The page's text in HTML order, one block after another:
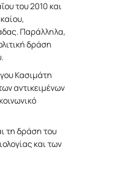
του 2010 και
Παράλληλα,
δράση
Κασιμάτη
αντικειμένων
τη δράση του
και των